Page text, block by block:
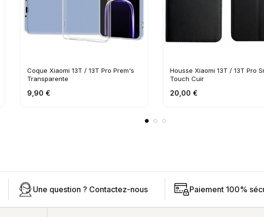
Coque Xiaomi 13T / 13T Pro Prem's
Transparente
9,90 €
Housse Xiaomi 13T / 13T Pro
Touch Cuir
20,00 €
Une question ? Contactez-nous Paiement 100%